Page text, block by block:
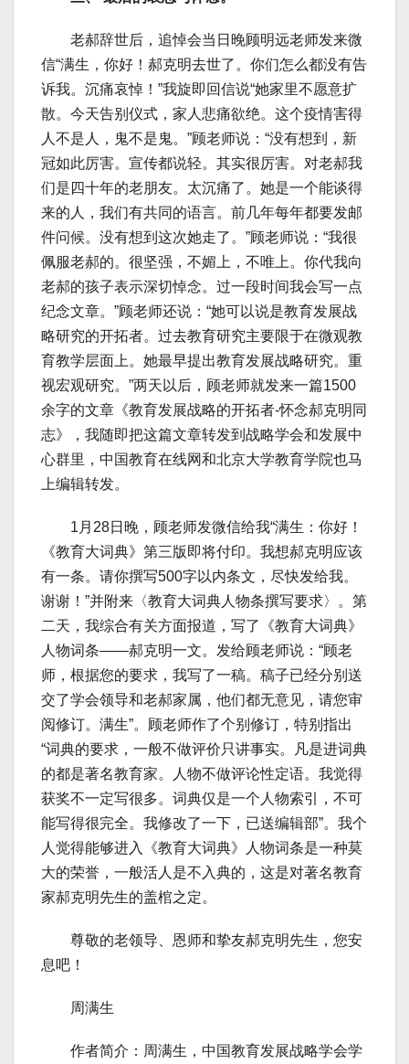
老郝辞世后，追悼会当日晚顾明远老师发来微
信“满生，你好！郝克明去世了。你们怎么都没有告
诉我。沉痛哀悼！”我旋即回信说“她家里不愿意扩
散。今天告别仪式，家人悲痛欲绝。这个疫情害得
人不是人，鬼不是鬼。”顾老师说：“没有想到，新
冠如此厉害。宣传都说轻。其实很厉害。对老郝我
们是四十年的老朋友。太沉痛了。她是一个能谈得
来的人，我们有共同的语言。前几年每年都要发邮
件问候。没有想到这次她走了。”顾老师说：“我很
佩服老郝的。很坚强，不媚上，不唯上。你代我向
老郝的孩子表示深切悼念。过一段时间我会写一点
纪念文章。”顾老师还说：“她可以说是教育发展战
略研究的开拓者。过去教育研究主要限于在微观教
育教学层面上。她最早提出教育发展战略研究。重
视宏观研究。”两天以后，顾老师就发来一篇1500
余字的文章《教育发展战略的开拓者-怀念郝克明同
志》，我随即把这篇文章转发到战略学会和发展中
心群里，中国教育在线网和北京大学教育学院也马
上编辑转发。
1月28日晚，顾老师发微信给我“满生：你好！
《教育大词典》第三版即将付印。我想郝克明应该
有一条。请你撰写500字以内条文，尽快发给我。
谢谢！”并附来〈教育大词典人物条撰写要求〉。第
二天，我综合有关方面报道，写了《教育大词典》
人物词条——郝克明一文。发给顾老师说：“顾老
师，根据您的要求，我写了一稿。稿子已经分别送
交了学会领导和老郝家属，他们都无意见，请您审
阅修订。满生”。顾老师作了个别修订，特别指出
“词典的要求，一般不做评价只讲事实。凡是进词典
的都是著名教育家。人物不做评论性定语。我觉得
获奖不一定写很多。词典仅是一个人物索引，不可
能写得很完全。我修改了一下，已送编辑部”。我个
人觉得能够进入《教育大词典》人物词条是一种莫
大的荣誉，一般活人是不入典的，这是对著名教育
家郝克明先生的盖棺之定。
尊敬的老领导、恩师和挚友郝克明先生，您安
息吧！
周满生
作者简介：周满生，中国教育发展战略学会学